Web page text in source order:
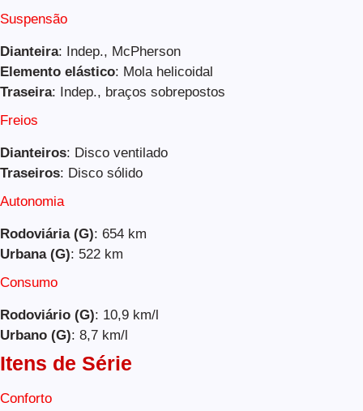
Suspensão
Dianteira: Indep., McPherson
Elemento elástico: Mola helicoidal
Traseira: Indep., braços sobrepostos
Freios
Dianteiros: Disco ventilado
Traseiros: Disco sólido
Autonomia
Rodoviária (G): 654 km
Urbana (G): 522 km
Consumo
Rodoviário (G): 10,9 km/l
Urbano (G): 8,7 km/l
Itens de Série
Conforto